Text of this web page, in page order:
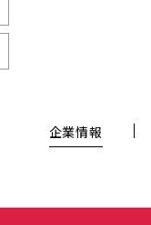
企業情報